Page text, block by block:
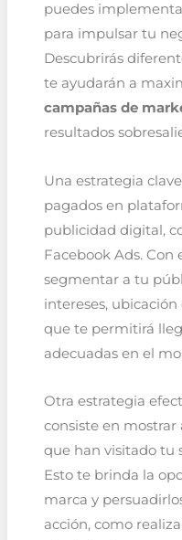
puedes
para impulsar tu
Descubrirás
te ayudarán a
campañas de
resultados
Una estrategia
pagados en
publicidad digital,
Facebook Ads. Con
segmentar a tu
intereses,
que te permitirá
adecuadas en el
Otra estrategia
consiste en mostrar
que han visitado tu
Esto te brinda la
marca y
acción, como